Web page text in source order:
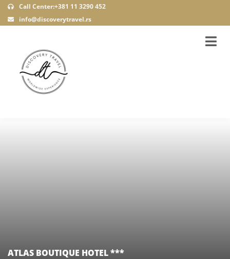
Call Center:+381 11 3290 452
info@discoverytravel.rs
ATLAS BOUTIQUE HOTEL ***